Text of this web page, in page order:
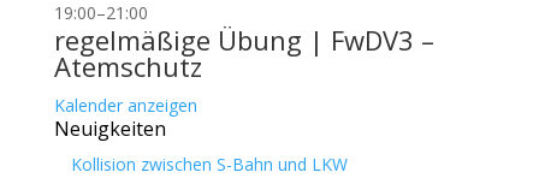
19:00–21:00
regelmäßige Übung | FwDV3 –
Atemschutz
Kalender anzeigen
Neuigkeiten
Kollision zwischen S-Bahn und LKW